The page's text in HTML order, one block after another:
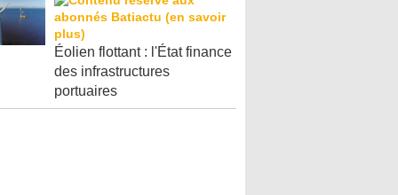
Éolien flottant : l'État finance
des infrastructures
portuaires